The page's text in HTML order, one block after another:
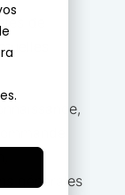
de
générales